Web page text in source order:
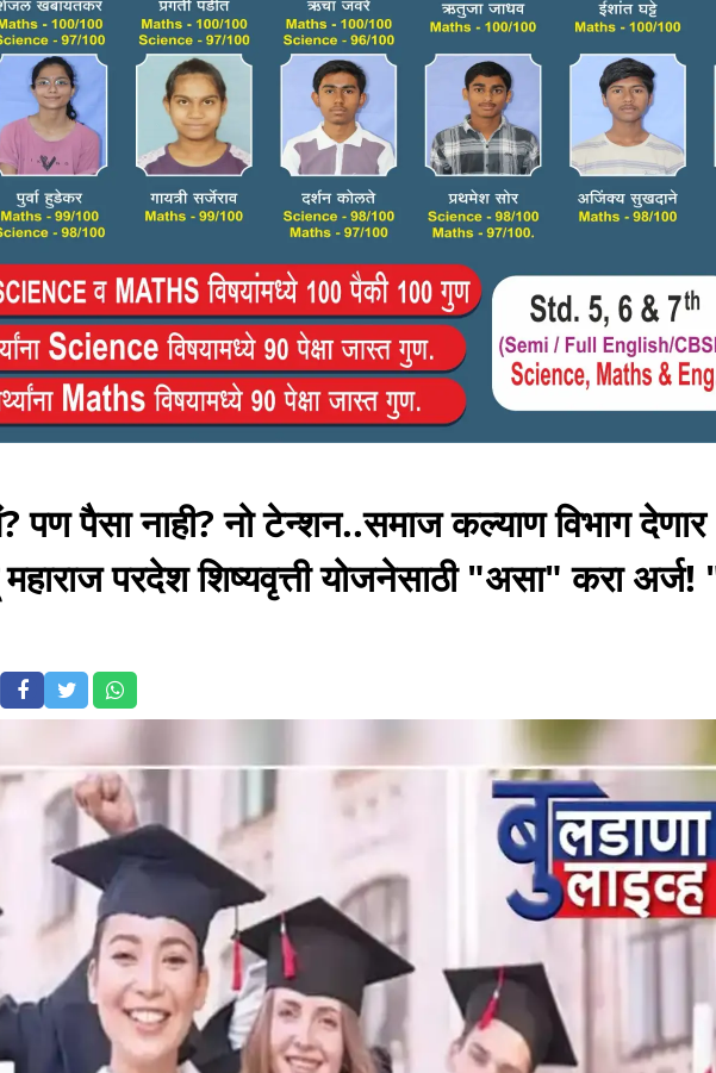
पण पैसा नाही? नो टेन्शन..समाज कल्याण विभाग देणार
महाराज परदेश शिष्यवृत्ती योजनेसाठी "असा" करा अर्ज!